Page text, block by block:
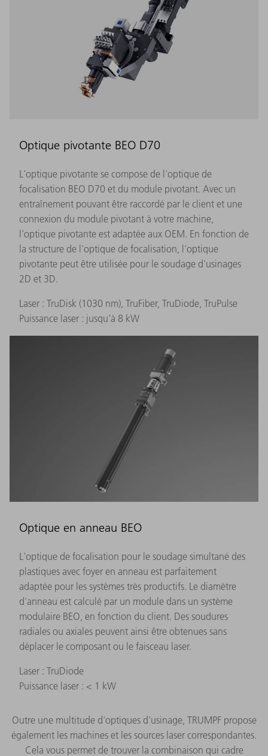
Optique pivotante BEO D70
L'optique pivotante se compose de l'optique de
focalisation BEO D70 et du module pivotant. Avec un
entraînement pouvant être raccordé par le client et une
connexion du module pivotant à votre machine,
l'optique pivotante est adaptée aux OEM. En fonction de
la structure de l'optique de focalisation, l'optique
pivotante peut être utilisée pour le soudage d'usinages
2D et 3D.
Laser : TruDisk (1030 nm), TruFiber, TruDiode, TruPulse
Puissance laser : jusqu'à 8 kW
Optique en anneau BEO
L'optique de focalisation pour le soudage simultané des
plastiques avec foyer en anneau est parfaitement
adaptée pour les systèmes très productifs. Le diamètre
d'anneau est calculé par un module dans un système
modulaire BEO, en fonction du client. Des soudures
radiales ou axiales peuvent ainsi être obtenues sans
déplacer le composant ou le faisceau laser.
Laser : TruDiode
Puissance laser : < 1 kW
Outre une multitude d'optiques d'usinage, TRUMPF propose
également les machines et les sources laser correspondantes.
Cela vous permet de trouver la combinaison qui cadre